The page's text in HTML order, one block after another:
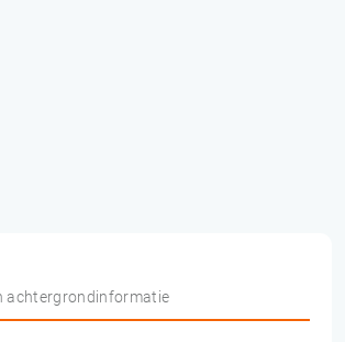
achtergrondinformatie